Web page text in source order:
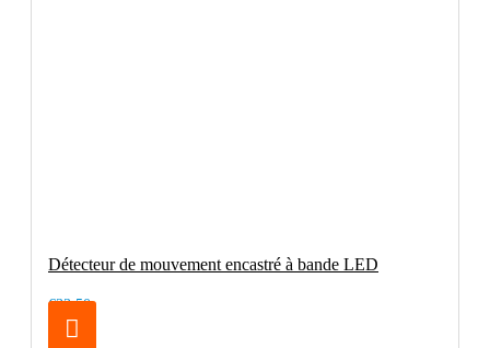
Détecteur de mouvement encastré à bande LED
€33.50